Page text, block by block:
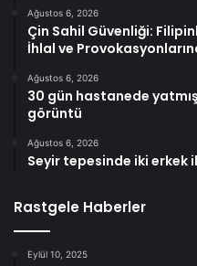
Ağustos 6, 2026
Çin Sahil Güvenliği:
İhlal ve
Ağustos 6, 2026
30 gün hastanede
görüntü
Ağustos 6, 2026
Seyir tepesinde iki erkek
Rastgele Haberler
Eylül 10, 2025